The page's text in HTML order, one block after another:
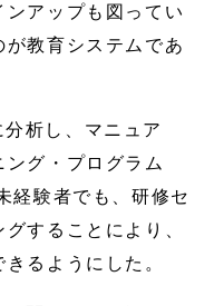
ンアップも図ってい
が教育システムであ
析し、マニュア
グ・プログラム
経験者でも、研修セ
することにより、
るようにした。